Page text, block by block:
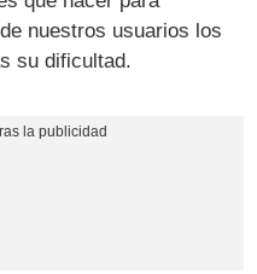
nuestros usuarios los
su dificultad.